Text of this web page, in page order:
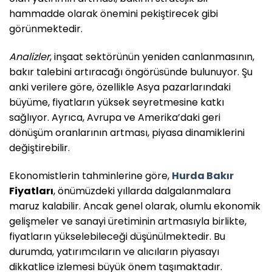
hammadde olarak önemini pekiştirecek gibi
görünmektedir.
Analizler, inşaat sektörünün yeniden canlanmasının,
bakır talebini artıracağı öngörüsünde bulunuyor. Şu
anki verilere göre, özellikle Asya pazarlarındaki
büyüme, fiyatların yüksek seyretmesine katkı
sağlıyor. Ayrıca, Avrupa ve Amerika’daki geri
dönüşüm oranlarının artması, piyasa dinamiklerini
değiştirebilir.
Ekonomistlerin tahminlerine göre, Hurda Bakır
Fiyatları, önümüzdeki yıllarda dalgalanmalara
maruz kalabilir. Ancak genel olarak, olumlu ekonomik
gelişmeler ve sanayi üretiminin artmasıyla birlikte,
fiyatların yükselebileceği düşünülmektedir. Bu
durumda, yatırımcıların ve alıcıların piyasayı
dikkatlice izlemesi büyük önem taşımaktadır.